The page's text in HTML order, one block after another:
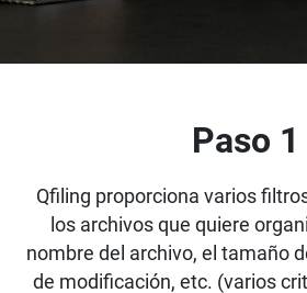
Paso 1
Qfiling proporciona varios
los archivos que quiere
nombre del archivo, el tamaño
de modificación, etc. (varios